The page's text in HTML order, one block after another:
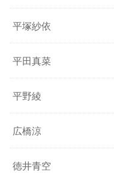
平塚紗依
平田真菜
平野綾
広橋涼
徳井青空